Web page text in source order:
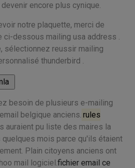
encore plus cynique.
notre plaquette, merci de
ci-dessous mailing usa address .
sélectionnez reussir mailing
thunderbird .
besoin de plusieurs e-mailing
belgique anciens. rules
auraient pu liste des maires la
mois parce qu'ils étaient
Plain citoyens anciens ont
mail logiciel.fichier email ce